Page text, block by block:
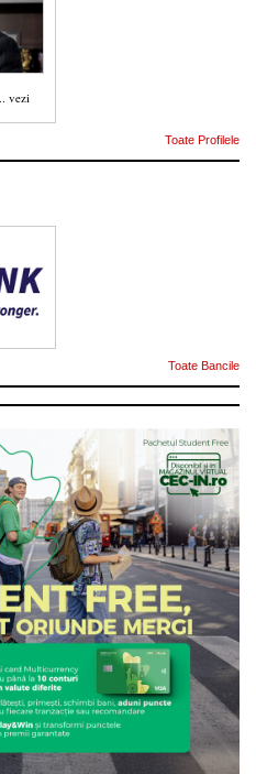
vezi
Toate Profilele
Toate Bancile